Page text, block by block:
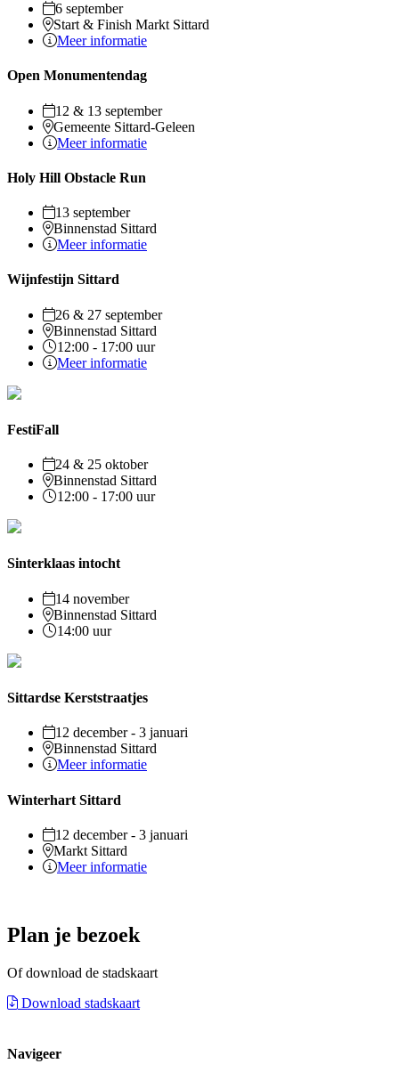
6 september
Start & Finish Markt Sittard
Meer informatie
Open Monumentendag
12 & 13 september
Gemeente Sittard-Geleen
Meer informatie
Holy Hill Obstacle Run
13 september
Binnenstad Sittard
Meer informatie
Wijnfestijn Sittard
26 & 27 september
Binnenstad Sittard
12:00 - 17:00 uur
Meer informatie
FestiFall
24 & 25 oktober
Binnenstad Sittard
12:00 - 17:00 uur
Sinterklaas intocht
14 november
Binnenstad Sittard
14:00 uur
Sittardse Kerststraatjes
12 december - 3 januari
Binnenstad Sittard
Meer informatie
Winterhart Sittard
12 december - 3 januari
Markt Sittard
Meer informatie
Plan je bezoek
Of download de stadskaart
Download stadskaart
Navigeer